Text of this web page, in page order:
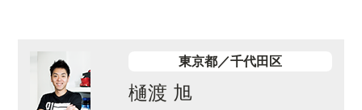
東京都／千代田区
樋渡 旭